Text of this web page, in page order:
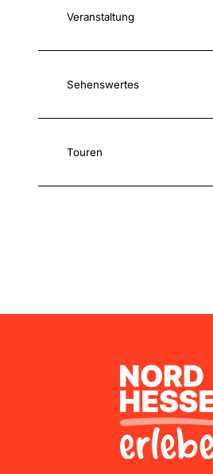
Veranstaltung
Sehenswertes
Touren
Nordhessen Erleben